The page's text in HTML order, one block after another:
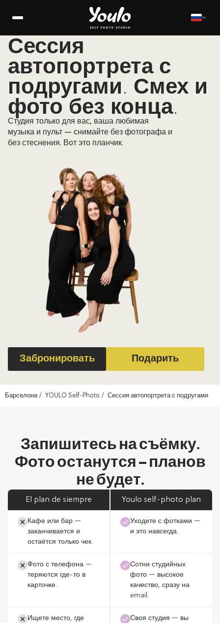
Сессия
автопортрета с
подругами. Смех и
фото без конца.
Студия только для вас, ваша любимая
музыка и пульт — снимайте без фотографа и
без стеснения. Вот это планчик.
Забронировать Подарить
Барселона YOULO Self-Photo Сессия автопортрета с подругами
Запишитесь на съёмку.
Фото останутся — планов
не будет.
El plan de siempre Youlo self-photo plan
Кафе или бар —
заканчивается и
остаётся только чек.
Уходите с фотками —
и это навсегда.
Фото с телефона —
теряются где-то в
карточке.
Сотни студийных
фото — высокое
качество, сразу на
email.
Ищете место, где
Своя студия — вы